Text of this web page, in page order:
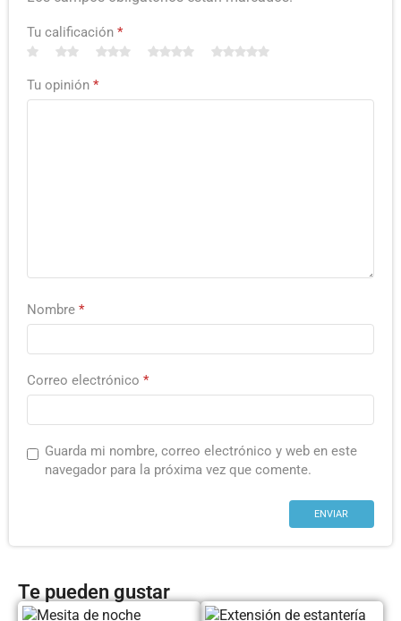
Tu calificación *
Tu opinión *
Nombre *
Correo electrónico *
Guarda mi nombre, correo electrónico y web en este
navegador para la próxima vez que comente.
Te pueden gustar